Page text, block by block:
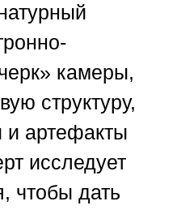
камеры,
структуру,
и артефакты
исследует
чтобы дать